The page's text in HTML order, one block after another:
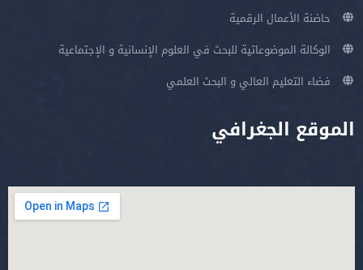
حاضنة الأعمال الرقمية
الوكالة الموضوعاتية للبحث في العلوم الإنسانية و الإجتماعية
فضاء التعليم العالي و البحث العلمي
الموقع الجغرافي